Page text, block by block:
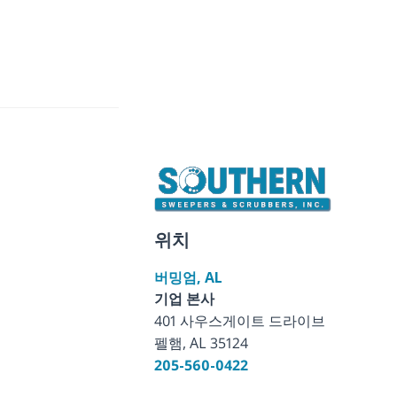
위치
버밍엄, AL
기업 본사
401 사우스게이트 드라이브
펠햄, AL 35124
205-560-0422